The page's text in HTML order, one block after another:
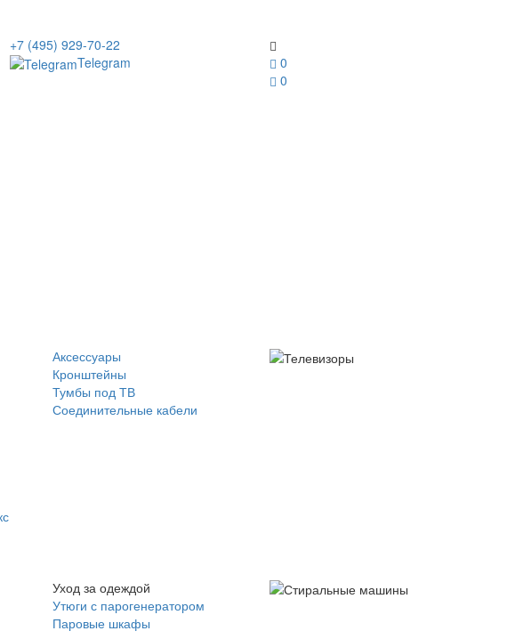
0
0
+7 (495) 929-70-22
Telegram
Аксессуары
Кронштейны
Тумбы под ТВ
Соединительные кабели
Уход за одеждой
Утюги с парогенератором
Паровые шкафы